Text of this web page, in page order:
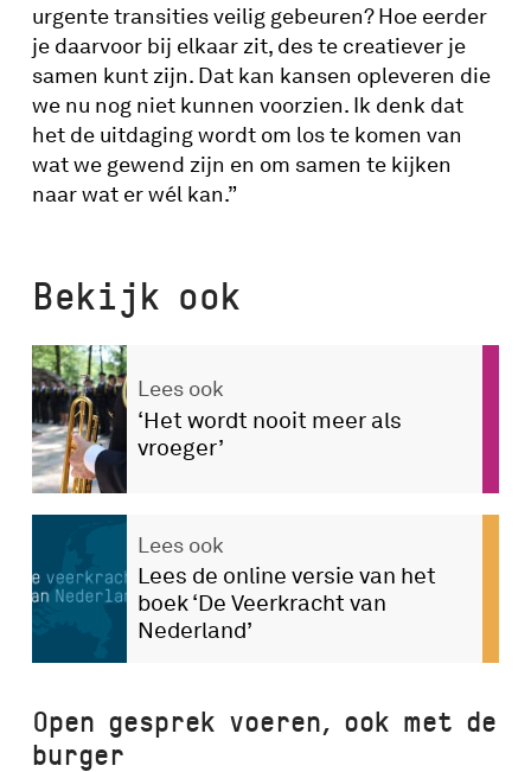
urgente transities veilig gebeuren? Hoe eerder
je daarvoor bij elkaar zit, des te creatiever je
samen kunt zijn. Dat kan kansen opleveren die
we nu nog niet kunnen voorzien. Ik denk dat
het de uitdaging wordt om los te komen van
wat we gewend zijn en om samen te kijken
naar wat er wél kan.”
Bekijk ook
Lees ook
‘Het wordt nooit meer als
vroeger’
Lees ook
Lees de online versie van het
boek ‘De Veerkracht van
Nederland’
Open gesprek voeren, ook met de
burger